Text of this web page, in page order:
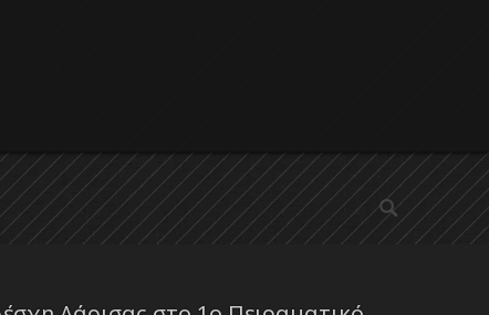
αναζήτηση